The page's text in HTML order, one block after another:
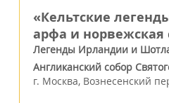
«Кельтские
арфа и норвежская
Легенды Ирландии и
Англиканский собор
г. Москва, Вознесенский